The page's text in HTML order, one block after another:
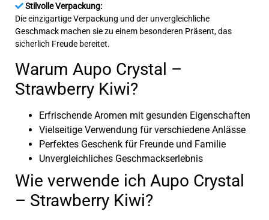
Stilvolle Verpackung:
Die einzigartige Verpackung und der unvergleichliche
Geschmack machen sie zu einem besonderen Präsent, das
sicherlich Freude bereitet.
Warum Aupo Crystal –
Strawberry Kiwi?
Erfrischende Aromen mit gesunden Eigenschaften
Vielseitige Verwendung für verschiedene Anlässe
Perfektes Geschenk für Freunde und Familie
Unvergleichliches Geschmackserlebnis
Wie verwende ich Aupo Crystal
– Strawberry Kiwi?